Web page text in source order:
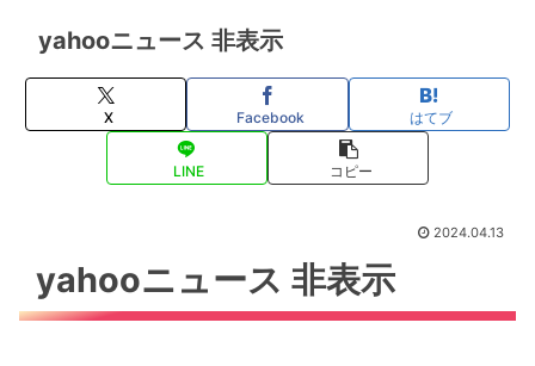
yahooニュース 非表示
X Facebook はてブ
LINE コピー
2024.04.13
yahooニュース 非表示